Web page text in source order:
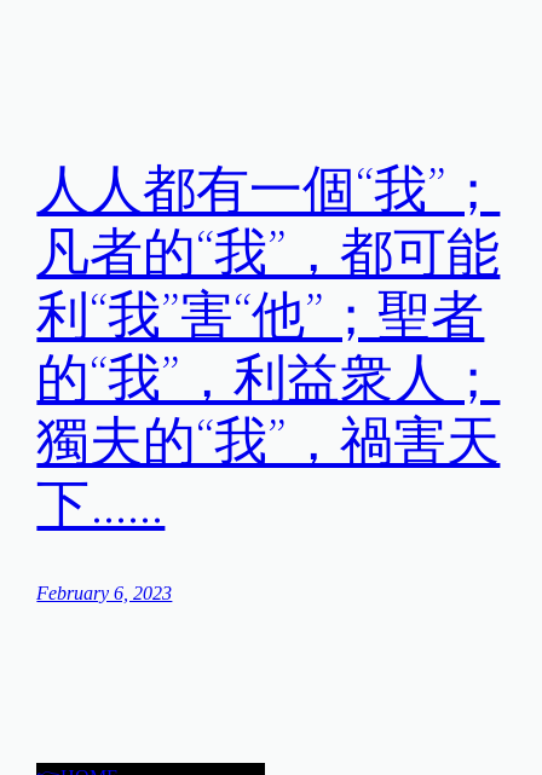
人人都有一個“我”；
凡者的“我”，都可能
利“我”害“他”；聖者
的“我”，利益衆人；
獨夫的“我”，禍害天
下……
February 6, 2023